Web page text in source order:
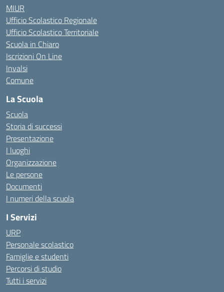
MIUR
Ufficio Scolastico Regionale
Ufficio Scolastico Territoriale
Scuola in Chiaro
Iscrizioni On Line
Invalsi
Comune
La Scuola
Scuola
Storia di successi
Presentazione
I luoghi
Organizzazione
Le persone
Documenti
I numeri della scuola
I Servizi
URP
Personale scolastico
Famiglie e studenti
Percorsi di studio
Tutti i servizi